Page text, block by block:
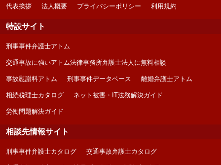
代表挨拶 法人概要 プライバシーポリシー 利用規約
特設サイト
刑事事件弁護士アトム
交通事故に強いアトム法律事務所弁護士法人に無料相談
事故慰謝料アトム 刑事事件データベース 離婚弁護士アトム
相続税理士カタログ ネット被害・IT法務解決ガイド
労働問題解決ガイド
相談先情報サイト
刑事事件弁護士カタログ 交通事故弁護士カタログ